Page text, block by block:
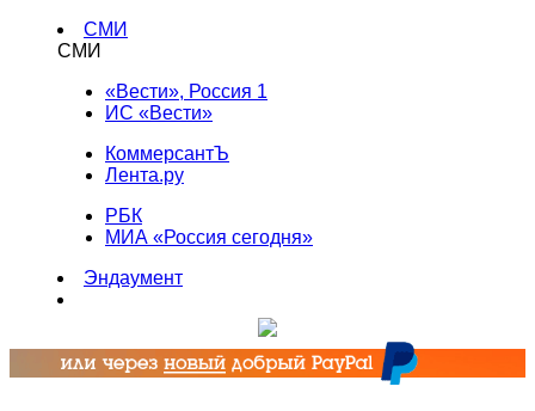
СМИ
СМИ
«Вести», Россия 1
ИС «Вести»
КоммерсантЪ
Лента.ру
РБК
МИА «Россия сегодня»
Эндаумент